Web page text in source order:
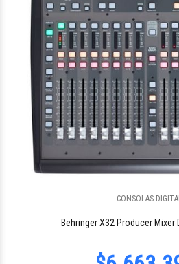
CONSOLAS
Behringer X32 Producer Mixer